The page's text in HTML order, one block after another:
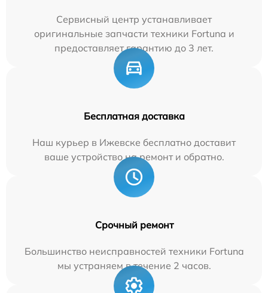
Сервисный центр устанавливает
оригинальные запчасти техники Fortuna и
предоставляет гарантию до 3 лет.
Бесплатная доставка
Наш курьер в Ижевске бесплатно доставит
ваше устройство на ремонт и обратно.
Срочный ремонт
Большинство неисправностей техники Fortuna
мы устраняем в течение 2 часов.